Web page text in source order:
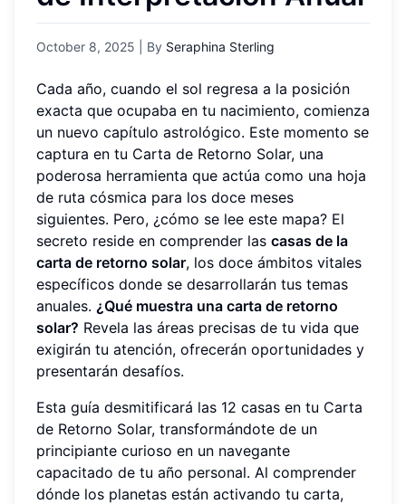
October 8, 2025 | By Seraphina Sterling
Cada año, cuando el sol regresa a la posición
exacta que ocupaba en tu nacimiento, comienza
un nuevo capítulo astrológico. Este momento se
captura en tu Carta de Retorno Solar, una
poderosa herramienta que actúa como una hoja
de ruta cósmica para los doce meses
siguientes. Pero, ¿cómo se lee este mapa? El
secreto reside en comprender las casas de la
carta de retorno solar, los doce ámbitos vitales
específicos donde se desarrollarán tus temas
anuales. ¿Qué muestra una carta de retorno
solar? Revela las áreas precisas de tu vida que
exigirán tu atención, ofrecerán oportunidades y
presentarán desafíos.
Esta guía desmitificará las 12 casas en tu Carta
de Retorno Solar, transformándote de un
principiante curioso en un navegante
capacitado de tu año personal. Al comprender
dónde los planetas están activando tu carta,